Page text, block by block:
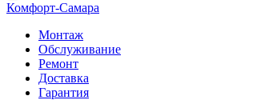
Комфорт-Самара
Монтаж
Обслуживание
Ремонт
Доставка
Гарантия